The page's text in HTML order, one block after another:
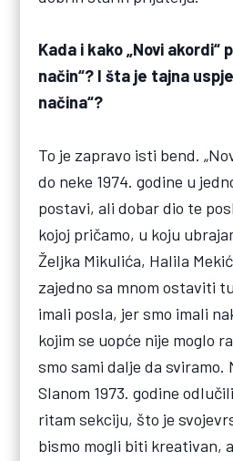
Kada i kako „Novi akordi“
način“? I šta je tajna
načina“?
To je zapravo isti bend.
do neke 1974. godine u
postavi, ali dobar dio te
kojoj pričamo, u koju
Željka Mikulića, Halila
zajedno sa mnom ostaviti
imali posla, jer smo imali
kojim se uopće nije moglo
smo sami dalje da sviramo.
Slanom 1973. godine
ritam sekciju, što je
bismo mogli biti kreativan,